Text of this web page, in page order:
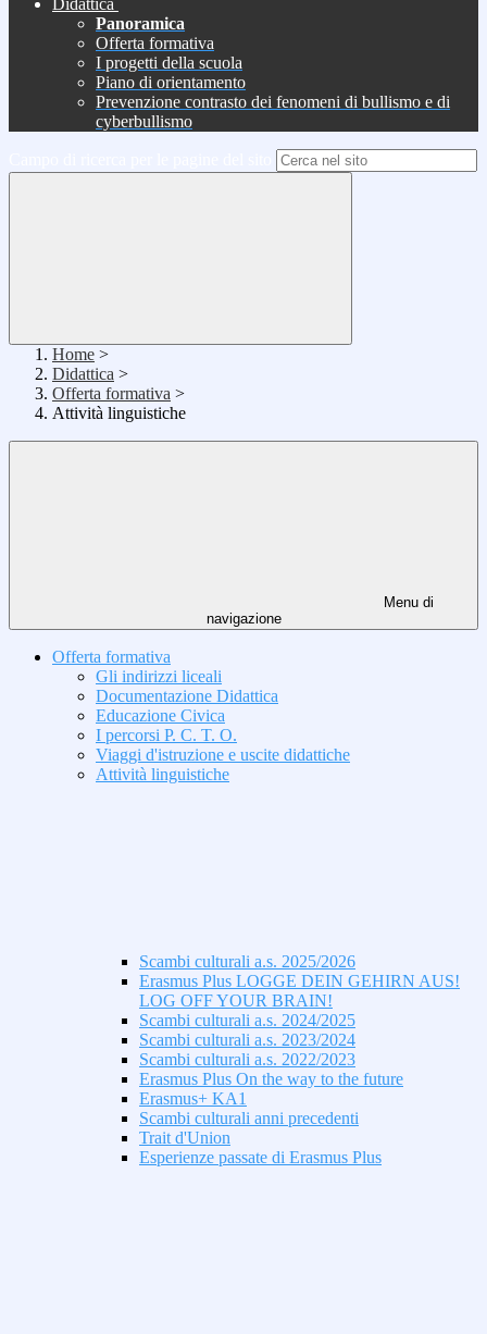
Didattica
Panoramica
Offerta formativa
I progetti della scuola
Piano di orientamento
Prevenzione contrasto dei fenomeni di bullismo e di
cyberbullismo
Home >
Didattica >
Offerta formativa >
Attività linguistiche
Menu di
navigazione
Offerta formativa
Gli indirizzi liceali
Documentazione Didattica
Educazione Civica
I percorsi P. C. T. O.
Viaggi d'istruzione e uscite didattiche
Attività linguistiche
Scambi culturali a.s. 2025/2026
Erasmus Plus LOGGE DEIN GEHIRN AUS!
LOG OFF YOUR BRAIN!
Scambi culturali a.s. 2024/2025
Scambi culturali a.s. 2023/2024
Scambi culturali a.s. 2022/2023
Erasmus Plus On the way to the future
Erasmus+ KA1
Scambi culturali anni precedenti
Trait d'Union
Esperienze passate di Erasmus Plus